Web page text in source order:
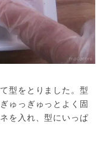
型をとりました。型
ゅっぎゅっとよく固
を入れ、型にいっぱ